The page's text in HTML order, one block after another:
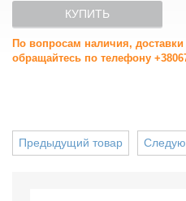
КУПИТЬ
По вопросам наличия,
обращайтесь по телефону
Предыдущий товар